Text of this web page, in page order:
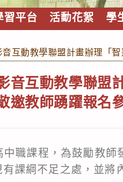
習平台 活動花絮 學
互動教學聯盟計畫辦理「
音互動教學聯盟
邀教師踴躍報名
職課程，為鼓勵教師
課綱不足之處，並將